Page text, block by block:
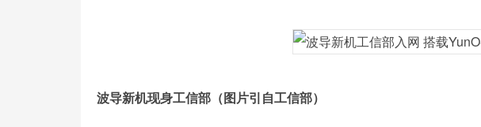
波导新机现身工信部（图片引自工信部）